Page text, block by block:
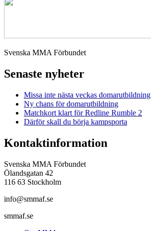
Svenska MMA Förbundet
Senaste nyheter
Missa inte nästa veckas domarutbildning
Ny chans för domarutbildning
Matchkort klart för Redline Rumble 2
Därför skall du börja kampsporta
Kontaktinformation
Svenska MMA Förbundet
Ölandsgatan 42
116 63 Stockholm
info@smmaf.se
smmaf.se